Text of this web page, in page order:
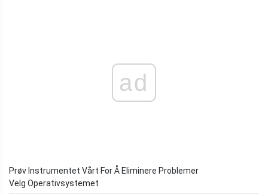
ad
Prøv Instrumentet Vårt For Å Eliminere Problemer
Velg Operativsystemet